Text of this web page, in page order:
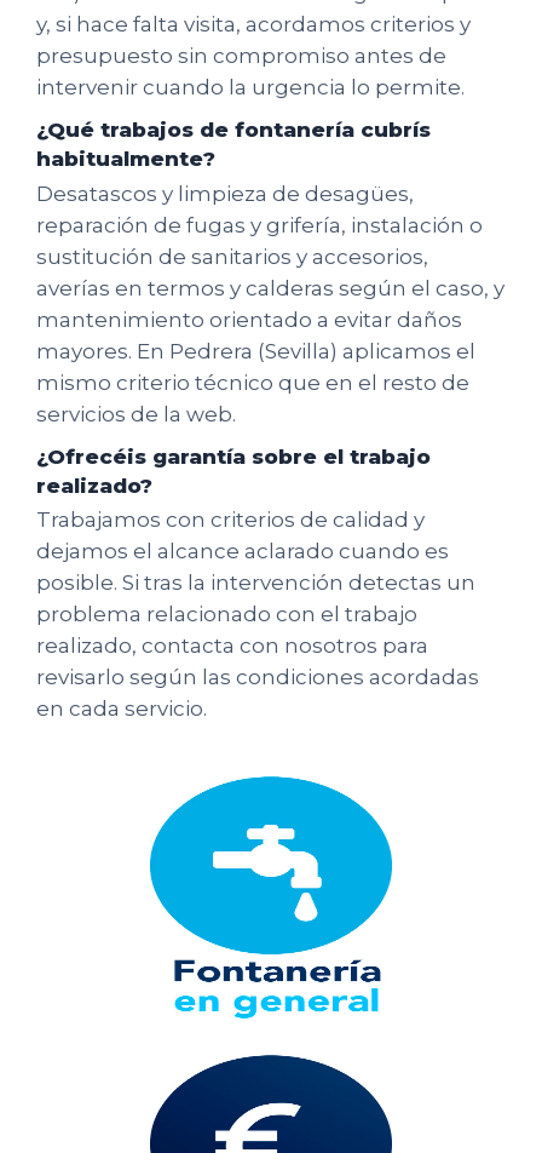
y, si hace falta visita, acordamos criterios y
presupuesto sin compromiso antes de
intervenir cuando la urgencia lo permite.
¿Qué trabajos de fontanería cubrís
habitualmente?
Desatascos y limpieza de desagües,
reparación de fugas y grifería, instalación o
sustitución de sanitarios y accesorios,
averías en termos y calderas según el caso, y
mantenimiento orientado a evitar daños
mayores. En Pedrera (Sevilla) aplicamos el
mismo criterio técnico que en el resto de
servicios de la web.
¿Ofrecéis garantía sobre el trabajo
realizado?
Trabajamos con criterios de calidad y
dejamos el alcance aclarado cuando es
posible. Si tras la intervención detectas un
problema relacionado con el trabajo
realizado, contacta con nosotros para
revisarlo según las condiciones acordadas
en cada servicio.